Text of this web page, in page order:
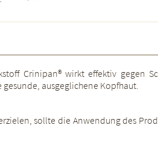
Crinipan® wirkt effektiv gegen
ausgeglichene Kopfhaut.
sollte die Anwendung des